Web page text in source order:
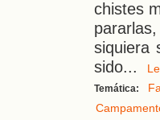
chistes
siquiera
sido...
Temática: